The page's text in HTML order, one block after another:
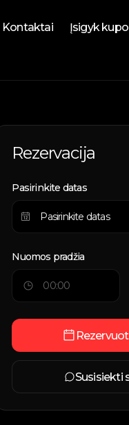
Kontaktai Įsigyk
Rezervacija
Pasirinkite datas
Nuomos pradžia
Susisiekti